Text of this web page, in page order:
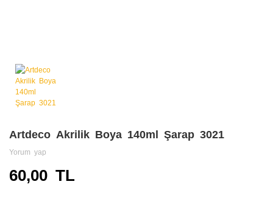
Artdeco Akrilik Boya 140ml Şarap 3021
Yorum yap
60,00 TL